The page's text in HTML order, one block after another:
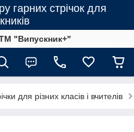
гарних стрічок для
"Випускник+"
для різних класів і вчителів